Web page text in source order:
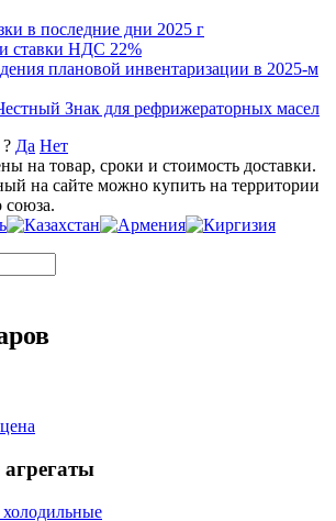
в последние дни 2025 г
ставки НДС 22%
плановой инвентаризации в 2025-м
Знак для рефрижераторных масел
? Да Нет
на товар, сроки и стоимость доставки.
на сайте можно купить на территории
союза.